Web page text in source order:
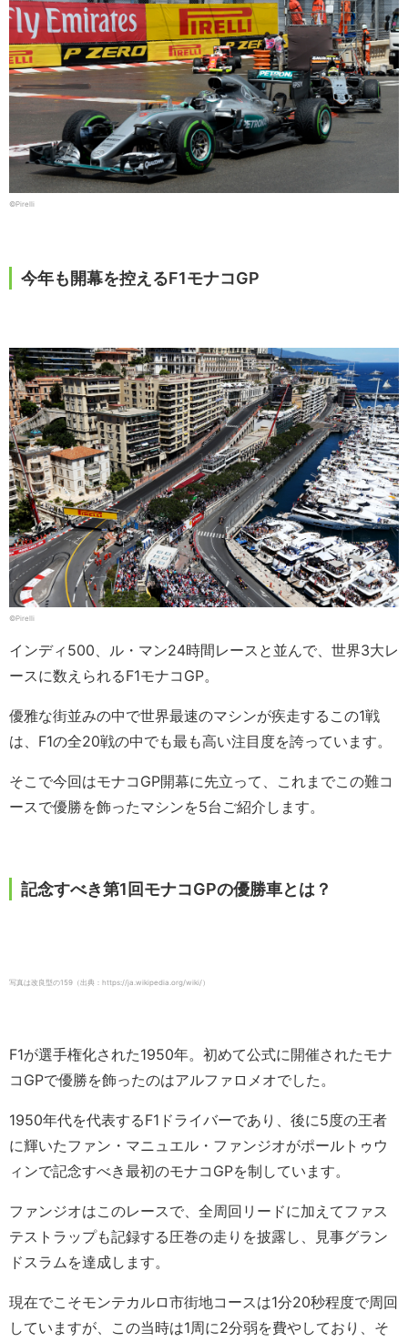
©Pirelli
今年も開幕を控えるF1モナコGP
©Pirelli
インディ500、ル・マン24時間レースと並んで、世界3大レ
ースに数えられるF1モナコGP。
優雅な街並みの中で世界最速のマシンが疾走するこの1戦
は、F1の全20戦の中でも最も高い注目度を誇っています。
そこで今回はモナコGP開幕に先立って、これまでこの難コ
ースで優勝を飾ったマシンを5台ご紹介します。
記念すべき第1回モナコGPの優勝車とは？
写真は改良型の159（出典：https://ja.wikipedia.org/wiki/）
F1が選手権化された1950年。初めて公式に開催されたモナ
コGPで優勝を飾ったのはアルファロメオでした。
1950年代を代表するF1ドライバーであり、後に5度の王者
に輝いたファン・マニュエル・ファンジオがポールトゥウ
ィンで記念すべき最初のモナコGPを制しています。
ファンジオはこのレースで、全周回リードに加えてファス
テストラップも記録する圧巻の走りを披露し、見事グラン
ドスラムを達成します。
現在でこそモンテカルロ市街地コースは1分20秒程度で周回
していますが、この当時は1周に2分弱を費やしており、そ